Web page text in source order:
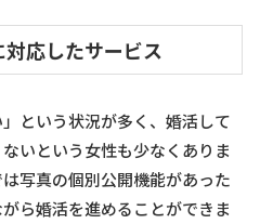
応したサービス
という状況が多く、婚活して
いという女性も少なくありま
写真の個別公開機能があった
ら婚活を進めることができま